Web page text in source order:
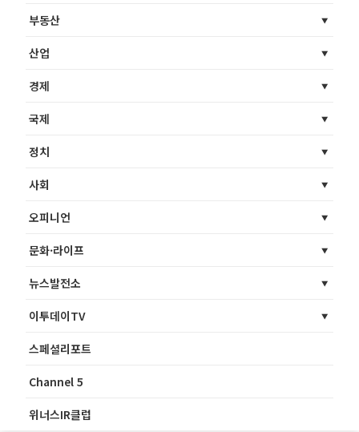
부동산
산업
경제
국제
정치
사회
오피니언
문화·라이프
뉴스발전소
이투데이TV
스페셜리포트
Channel 5
위너스IR클럽